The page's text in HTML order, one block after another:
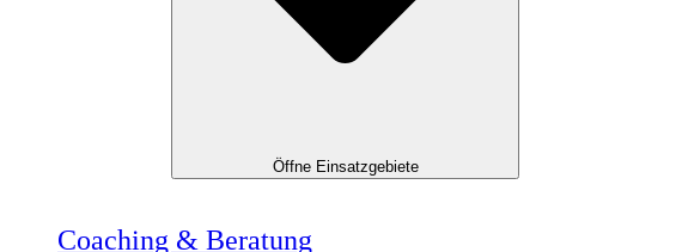
Öffne Einsatzgebiete
Coaching & Beratung